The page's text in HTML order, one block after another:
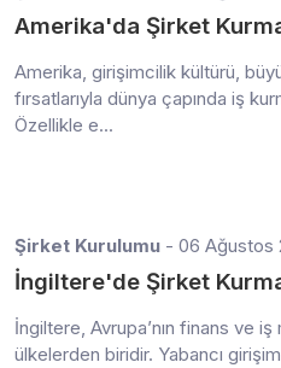
Amerika'da Şirket
Amerika, girişimcilik kültürü,
fırsatlarıyla dünya çapında iş
Özellikle e...
Şirket Kurulumu - 06 Ağustos
İngiltere'de Şirket
İngiltere, Avrupa’nın finans ve
ülkelerden biridir. Yabancı